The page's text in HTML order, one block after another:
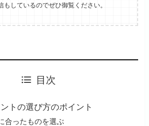
もしているのでぜひ御覧ください。
目次
トの選び方のポイント
合ったものを選ぶ